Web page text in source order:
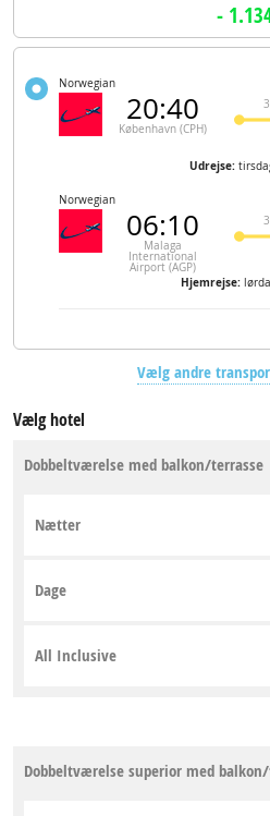
-
Norwegian
20:40
København (CPH)
Udrejse:
Norwegian
06:10
Malaga
International
Airport (AGP)
Hjemrejse:
Vælg andre
Vælg hotel
Dobbeltværelse med balkon/terrasse
Nætter
Dage
All Inclusive
Dobbeltværelse superior med